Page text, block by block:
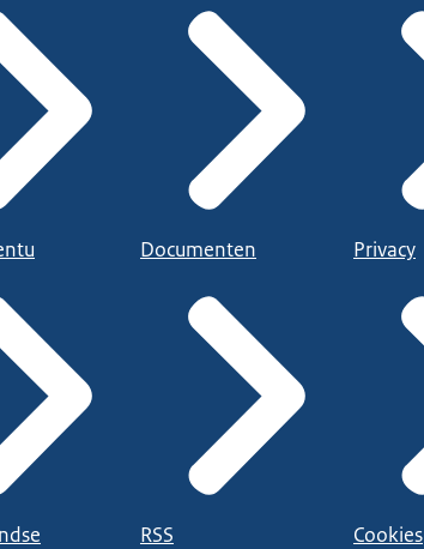
Documenten
RSS
Privacy
Cookies